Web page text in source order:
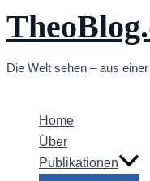
Zum
Inhalt
Die Welt sehen – aus
Home
Über
Publikationen